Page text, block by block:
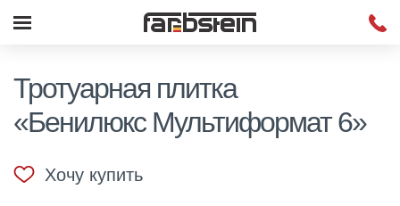
Тротуарная плитка
«Бенилюкс Мультиформат 6»
Хочу купить